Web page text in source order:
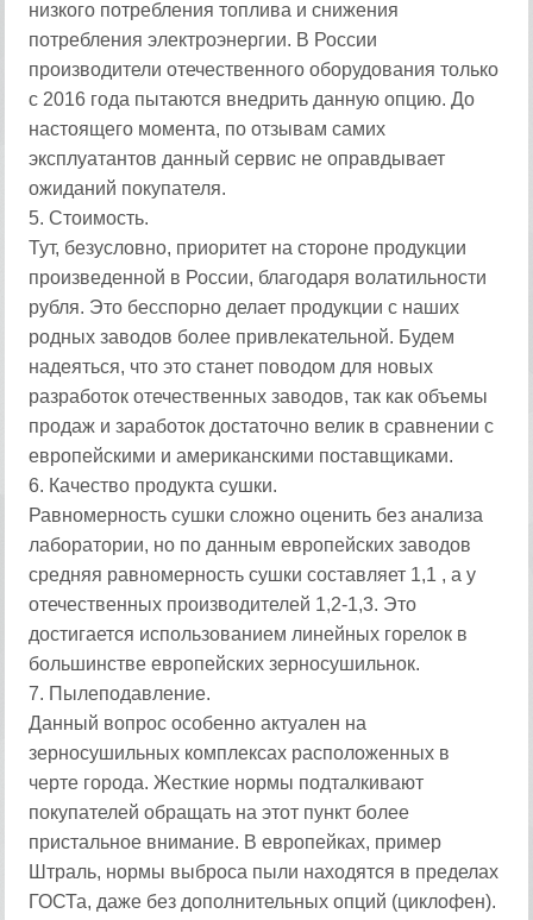
низкого потребления топлива и снижения
потребления электроэнергии. В России
производители отечественного оборудования только
с 2016 года пытаются внедрить данную опцию. До
настоящего момента, по отзывам самих
эксплуатантов данный сервис не оправдывает
ожиданий покупателя.
5. Стоимость.
Тут, безусловно, приоритет на стороне продукции
произведенной в России, благодаря волатильности
рубля. Это бесспорно делает продукции с наших
родных заводов более привлекательной. Будем
надеяться, что это станет поводом для новых
разработок отечественных заводов, так как объемы
продаж и заработок достаточно велик в сравнении с
европейскими и американскими поставщиками.
6. Качество продукта сушки.
Равномерность сушки сложно оценить без анализа
лаборатории, но по данным европейских заводов
средняя равномерность сушки составляет 1,1 , а у
отечественных производителей 1,2-1,3. Это
достигается использованием линейных горелок в
большинстве европейских зерносушильнок.
7. Пылеподавление.
Данный вопрос особенно актуален на
зерносушильных комплексах расположенных в
черте города. Жесткие нормы подталкивают
покупателей обращать на этот пункт более
пристальное внимание. В европейках, пример
Штраль, нормы выброса пыли находятся в пределах
ГОСТа, даже без дополнительных опций (циклофен).